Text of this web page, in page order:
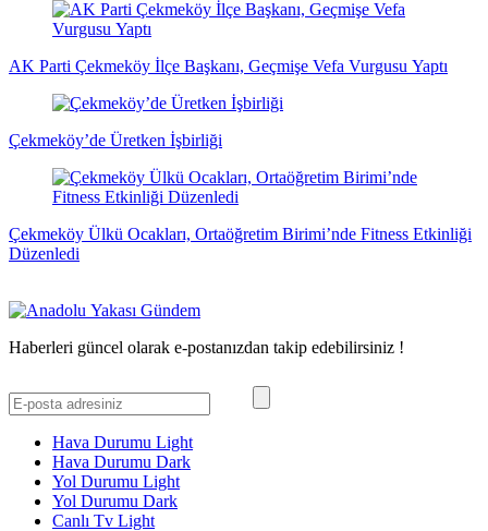
AK Parti Çekmeköy İlçe Başkanı, Geçmişe Vefa Vurgusu Yaptı
Çekmeköy’de Üretken İşbirliği
Çekmeköy Ülkü Ocakları, Ortaöğretim Birimi’nde Fitness Etkinliği
Düzenledi
Haberleri güncel olarak e-postanızdan takip edebilirsiniz !
Hava Durumu Light
Hava Durumu Dark
Yol Durumu Light
Yol Durumu Dark
Canlı Tv Light